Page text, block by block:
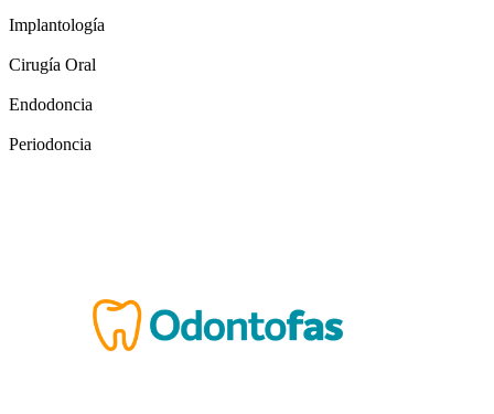
Implantología
Cirugía Oral
Endodoncia
Periodoncia